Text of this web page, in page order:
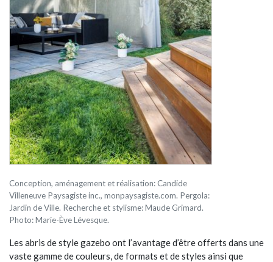
Conception, aménagement et réalisation: Candide
Villeneuve Paysagiste inc., monpaysagiste.com. Pergola:
Jardin de Ville. Recherche et stylisme: Maude Grimard.
Photo: Marie-Ève Lévesque.
Les abris de style gazebo ont l’avantage d’être offerts dans une
vaste gamme de couleurs, de formats et de styles ainsi que